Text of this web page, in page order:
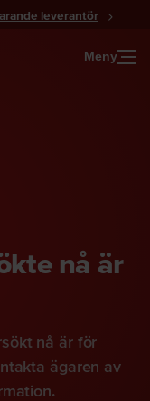
leverantör
Meny
nå är
nå är för
ägaren av